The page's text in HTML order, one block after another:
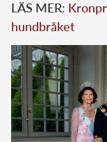
LÄS MER:
hundbråket